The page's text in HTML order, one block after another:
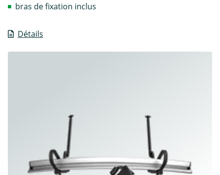
Détails
bras de fixation inclus